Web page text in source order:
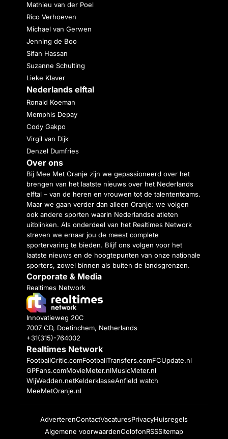
Mathieu van der Poel
Rico Verhoeven
Michael van Gerwen
Jenning de Boo
Sifan Hassan
Suzanne Schulting
Lieke Klaver
Nederlands elftal
Ronald Koeman
Memphis Depay
Cody Gakpo
Virgil van Dijk
Denzel Dumfries
Over ons
Bij Mee Met Oranje zijn we gepassioneerd over het
brengen van het laatste nieuws over het Nederlands
elftal – van de heren en vrouwen tot de talententeams.
Maar we gaan verder dan alleen Oranje: we volgen
ook andere sporten waarin Nederlandse atleten
uitblinken. Als onderdeel van het Realtimes Network
streven we ernaar jou de meest complete
sportervaring te bieden. Blijf ons volgen voor het
laatste nieuws en de hoogtepunten van onze nationale
sporters, zowel binnen als buiten de landsgrenzen.
Corporate & Media
Realtimes Network
Innovatieweg 20C
7007 CD, Doetinchem, Netherlands
+31(315)-764002
Realtimes Network
FootballCritic.comFootballTransfers.comFCUpdate.nl
GPFans.comMovieMeter.nlMusicMeter.nl
WijWedden.netKelderklasseAnfield watch
MeeMetOranje.nl
AdverterenContactVacaturesPrivacyHuisregels
Algemene voorwaardenColofonRSSSitemap